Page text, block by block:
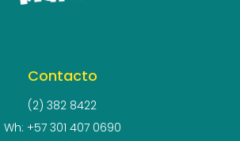
Contacto
(2) 382 8422
Wh: +57 301 407 0690